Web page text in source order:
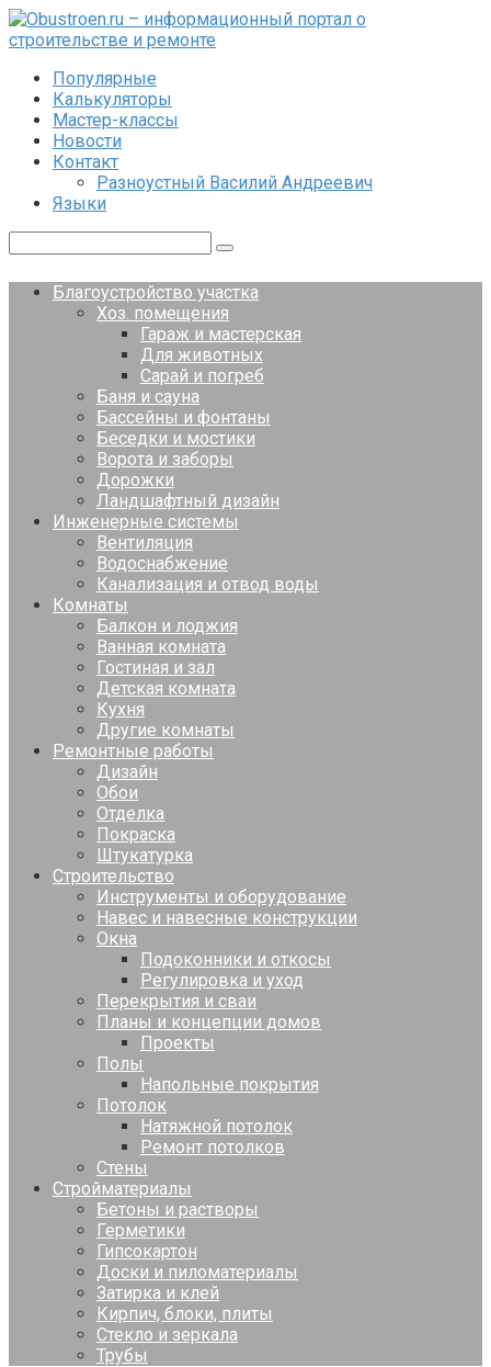
Перейти
к
Популярные
Калькуляторы
Мастер-классы
Новости
Контакт
Разноустный Василий Андреевич
Языки
Благоустройство участка
Хоз. помещения
Гараж и мастерская
Для животных
Сарай и погреб
Баня и сауна
Бассейны и фонтаны
Беседки и мостики
Ворота и заборы
Дорожки
Ландшафтный дизайн
Инженерные системы
Вентиляция
Водоснабжение
Канализация и отвод воды
Комнаты
Балкон и лоджия
Ванная комната
Гостиная и зал
Детская комната
Кухня
Другие комнаты
Ремонтные работы
Дизайн
Обои
Отделка
Покраска
Штукатурка
Строительство
Инструменты и оборудование
Навес и навесные конструкции
Окна
Подоконники и откосы
Регулировка и уход
Перекрытия и сваи
Планы и концепции домов
Проекты
Полы
Напольные покрытия
Потолок
Натяжной потолок
Ремонт потолков
Стены
Стройматериалы
Бетоны и растворы
Герметики
Гипсокартон
Доски и пиломатериалы
Затирка и клей
Кирпич, блоки, плиты
Стекло и зеркала
Трубы